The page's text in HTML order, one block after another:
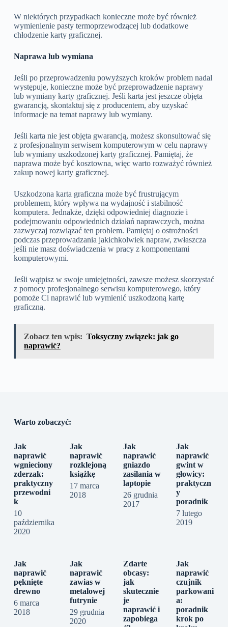
W niektórych przypadkach konieczne może być również
wymienienie pasty termoprzewodzącej lub dodatkowe
chłodzenie karty graficznej.
Naprawa lub wymiana
Jeśli po przeprowadzeniu powyższych kroków problem nadal
występuje, konieczne może być przeprowadzenie naprawy
lub wymiany karty graficznej. Jeśli karta jest jeszcze objęta
gwarancją, skontaktuj się z producentem, aby uzyskać
informacje na temat naprawy lub wymiany.
Jeśli karta nie jest objęta gwarancją, możesz skonsultować się
z profesjonalnym serwisem komputerowym w celu naprawy
lub wymiany uszkodzonej karty graficznej. Pamiętaj, że
naprawa może być kosztowna, więc warto rozważyć również
zakup nowej karty graficznej.
Uszkodzona karta graficzna może być frustrującym
problemem, który wpływa na wydajność i stabilność
komputera. Jednakże, dzięki odpowiedniej diagnozie i
podejmowaniu odpowiednich działań naprawczych, można
zazwyczaj rozwiązać ten problem. Pamiętaj o ostrożności
podczas przeprowadzania jakichkolwiek napraw, zwłaszcza
jeśli nie masz doświadczenia w pracy z komponentami
komputerowymi.
Jeśli wątpisz w swoje umiejętności, zawsze możesz skorzystać
z pomocy profesjonalnego serwisu komputerowego, który
pomoże Ci naprawić lub wymienić uszkodzoną kartę
graficzną.
Zobacz ten wpis: Toksyczny związek: jak go
naprawić?
Warto zobaczyć:
Jak
naprawić
wgnieciony
zderzak:
praktyczny
przewodni
k
10
października
2020
Jak
naprawić
rozklejoną
książkę
17 marca
2018
Jak
naprawić
gniazdo
zasilania w
laptopie
26 grudnia
2017
Jak
naprawić
gwint w
głowicy:
praktyczn
y
poradnik
7 lutego
2019
Jak
naprawić
pęknięte
drewno
6 marca
2018
Jak
naprawić
zawias w
metalowej
futrynie
29 grudnia
2020
Zdarte
obcasy:
jak
skutecznie
je
naprawić i
zapobiega
Jak
naprawić
czujnik
parkowani
a:
poradnik
krok po